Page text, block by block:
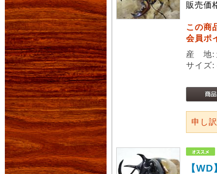
販売価
この商
会員ポ
産 地:
サイズ
申し
【